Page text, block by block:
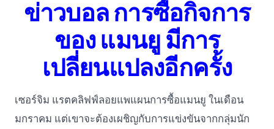
ข่าวบอล การซื้อกิจการ
ของ แมนยู มีการ
เปลี่ยนแปลงอีกครั้ง
เซอร์จิม แรตคลิฟฟ์ลอยแพแผนการซื้อแมนยู ในเดือน
มกราคม แต่เขาจะต้องเผชิญกับการแข่งขันจากกลุ่มนัก